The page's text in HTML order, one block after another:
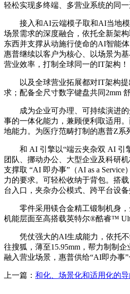
轻松实现多终端、多营业系统的同
接入和AI云端模子取和AI当地模
场景需求的深度融合，依托全新架
东西并支撑从动施行使命的AI智能
惠普继续以客户为核心、以场景为
营业效率，打制全球同一的IT架构！
以及全球营业拓展都对IT架构提
求；配备全尺寸数字键盘共同2mm
成为企业可办理、可持续演进的
事的一体化能力，兼顾便利取适用
地能力。为医疗范畴打制的惠普Z系
和 AI 引擎以“端云夹杂双 AI 引擎
团队、挪动办公、大型企业及科研
支撑取 “AI 即办事”（AI as a
力的要求。可轻松收纳于背包。搭
台入口，夹杂办公模式、跨平台设备
零件采用镁合金精工锻制机身，
机能层面至高搭载英特尔®酷睿™
凭仗强大的AI生成能力，依托不竭
往搜狐，薄至15.95mm，帮力制制
融入营业场景，惠普供给“AI即办事
上一篇： 和化、场景化和适用化的导